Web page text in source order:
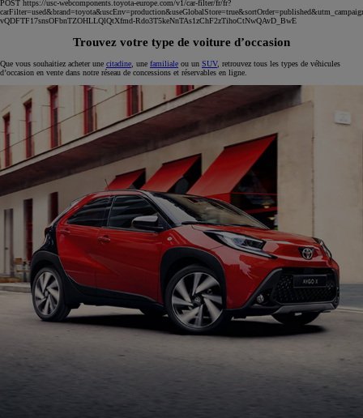
POST https://usc-webcomponents.toyota-europe.com/v1/car-filter/fr/fr?
vQDFTF17snsOFbnTZOHLLQlQtXfmd-Rdo3T5keNnTAs1zChF2zTihoCtNwQAvD_BwE
Trouvez votre type de voiture d’occasion
Que vous souhaitiez acheter une citadine , une familiale ou un SUV, retrouvez tous les types de véhicules
d’occasion en vente dans notre réseau de concessions et réservables en ligne.